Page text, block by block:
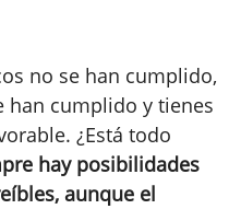
no se han cumplido,
han cumplido y tienes
¿Está todo
hay posibilidades
aunque el